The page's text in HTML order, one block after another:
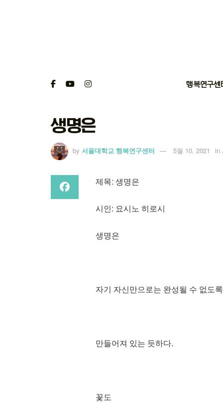
행복연구센
생명은
by 서울대학교 행복연구센터 5월 10, 2021 in
제목: 생명은
시인: 요시노 히로시
생명은
자기 자신만으로는 완성될 수 없도록
만들어져 있는 듯하다.
꽃도